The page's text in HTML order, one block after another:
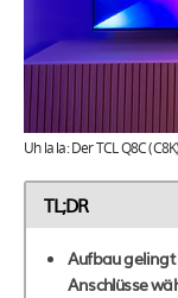
Uh la la: Der TCL Q8C
TL;DR
Aufbau gelingt
Anschlüsse